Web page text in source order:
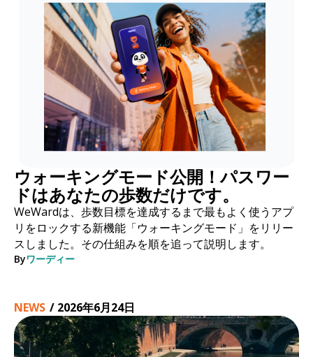
ウォーキングモード公開！パスワー
ドはあなたの歩数だけです。
WeWardは、歩数目標を達成するまで最もよく使うアプ
リをロックする新機能「ウォーキングモード」をリリー
スしました。その仕組みを順を追って説明します。
Byワーディー
NEWS / 2026年6月24日